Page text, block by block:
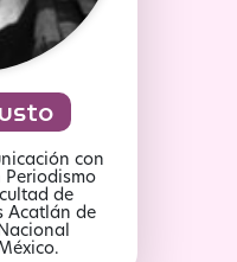
con
Periodismo
de
Acatlán de